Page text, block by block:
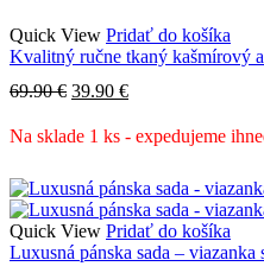
Quick View Pridať do košíka
Kvalitný ručne tkaný kašmírový
69.90€ Pôvodná
bola:
39.90 €Aktuálna
je:
Na sklade 1 ks - expedujeme
Quick View Pridať do košíka
Luxusná pánska sada –